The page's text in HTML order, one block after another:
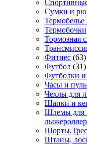
Сумки и
Термобелье
Тормозная
Фитнес (63)
Футбол (31)
Футболки
Часы и
Чехлы для
Шапки и
Шлемы для
Штаны,